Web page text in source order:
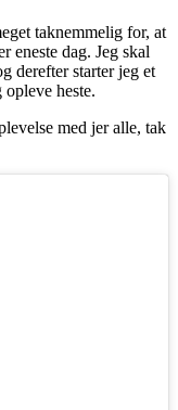
taknemmelig for, at
eneste dag. Jeg skal
derefter starter jeg et
heste.
med jer alle, tak